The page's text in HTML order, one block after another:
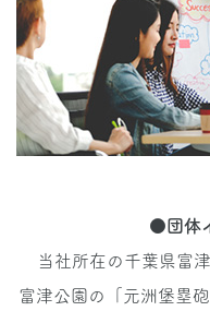
●団体
当社所在の千葉県富
富津公園の「元洲堡塁